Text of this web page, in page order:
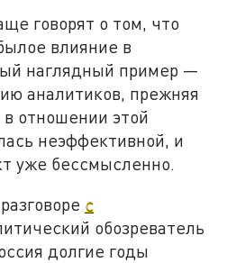
говорят о том, что
влияние в
наглядный пример —
аналитиков, прежняя
отношении этой
неэффективной, и
уже бессмысленно.
с
обозреватель
долгие годы